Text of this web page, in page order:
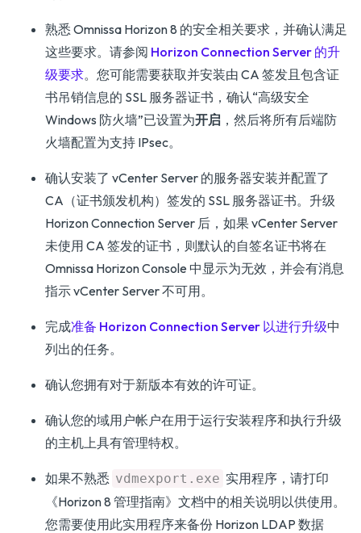
熟悉 Omnissa Horizon 8 的安全相关要求，并确认满足
这些要求。请参阅 Horizon Connection Server 的升
级要求。您可能需要获取并安装由 CA 签发且包含证
书吊销信息的 SSL 服务器证书，确认“高级安全
Windows 防火墙”已设置为开启 ，然后将所有后端防
火墙配置为支持 IPsec。
确认安装了 vCenter Server 的服务器安装并配置了
CA（证书颁发机构）签发的 SSL 服务器证书。升级
Horizon Connection Server 后，如果 vCenter Server
未使用 CA 签发的证书，则默认的自签名证书将在
Omnissa Horizon Console 中显示为无效，并会有消息
指示 vCenter Server 不可用。
完成准备 Horizon Connection Server 以进行升级中
列出的任务。
确认您拥有对于新版本有效的许可证。
确认您的域用户帐户在用于运行安装程序和执行升级
的主机上具有管理特权。
如果不熟悉 vdmexport.exe 实用程序，请打印
《Horizon 8 管理指南》 文档中的相关说明以供使用。
您需要使用此实用程序来备份 Horizon LDAP 数据